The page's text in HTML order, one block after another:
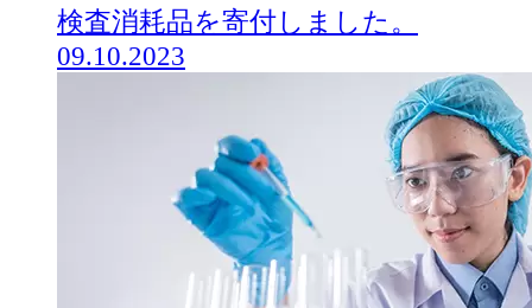
検査消耗品を寄付しました。
09.10.2023